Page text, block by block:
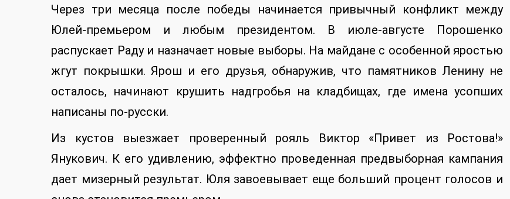
Через три месяца после победы начинается привычный конфликт между
Юлей-премьером и любым президентом. В июле-августе Порошенко
распускает Раду и назначает новые выборы. На майдане с особенной яростью
жгут покрышки. Ярош и его друзья, обнаружив, что памятников Ленину не
осталось, начинают крушить надгробья на кладбищах, где имена усопших
написаны по-русски.
Из кустов выезжает проверенный рояль Виктор «Привет из Ростова!»
Янукович. К его удивлению, эффектно проведенная предвыборная кампания
дает мизерный результат. Юля завоевывает еще больший процент голосов и